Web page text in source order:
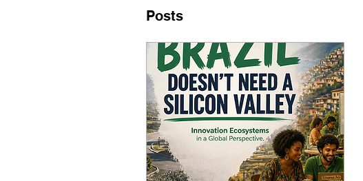
Posts